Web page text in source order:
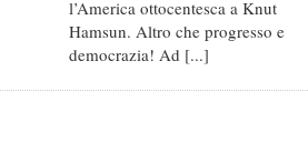
l’America ottocentesca a Knut
Hamsun. Altro che progresso e
democrazia! Ad [...]